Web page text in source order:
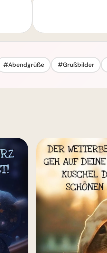
#Abendgrüße #Grußbilder